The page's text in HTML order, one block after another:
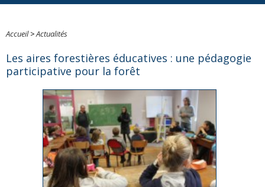
Accueil>Actualités
Les aires forestières éducatives : une pédagogie
participative pour la forêt